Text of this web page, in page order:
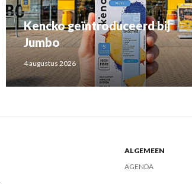
Kencko geïntroduceerd bij
Jumbo
4 augustus 2026
ALGEMEEN
AGENDA